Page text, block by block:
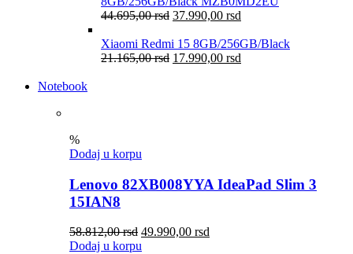
44.695,00rsd 37.990,00 rsd
Xiaomi Redmi 15 8GB/256GB/Black
21.165,00rsd 17.990,00 rsd
Notebook
%
Dodaj u korpu
Lenovo 82XB008YYA IdeaPad Slim 3
15IAN8
58.812,00rsd 49.990,00 rsd
Dodaj u korpu